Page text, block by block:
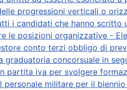
progressioni verticali o
i candidati che hanno scritto
le posizioni organizzative -
conto terzi obbligo di
graduatoria concorsuale in
partita iva per svolgere
personale militare per il